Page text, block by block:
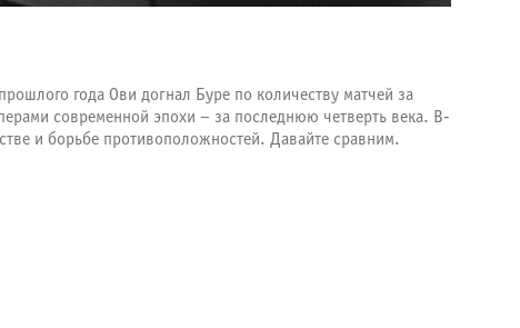
года Ови догнал Буре по количеству матчей за
современной эпохи – за последнюю четверть века. В-
и борьбе противоположностей. Давайте сравним.